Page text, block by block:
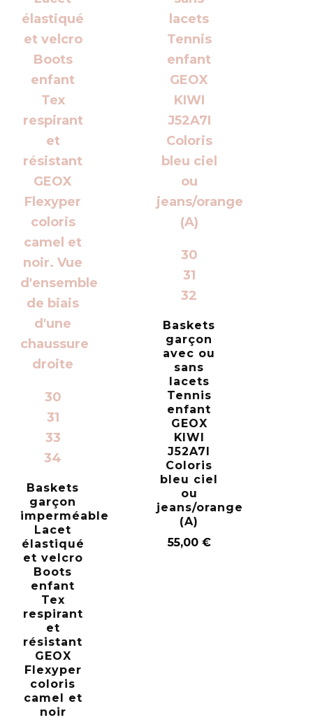
30
31
33
34
Baskets
garçon
imperméable
Lacet
élastiqué
et velcro
Boots
enfant
Tex
respirant
et
résistant
GEOX
Flexyper
coloris
camel et
noir
30
31
32
Baskets
garçon
avec ou
sans
lacets
Tennis
enfant
GEOX
KIWI
J52A7I
Coloris
bleu ciel
ou
jeans/orange
(A)
55,00 €